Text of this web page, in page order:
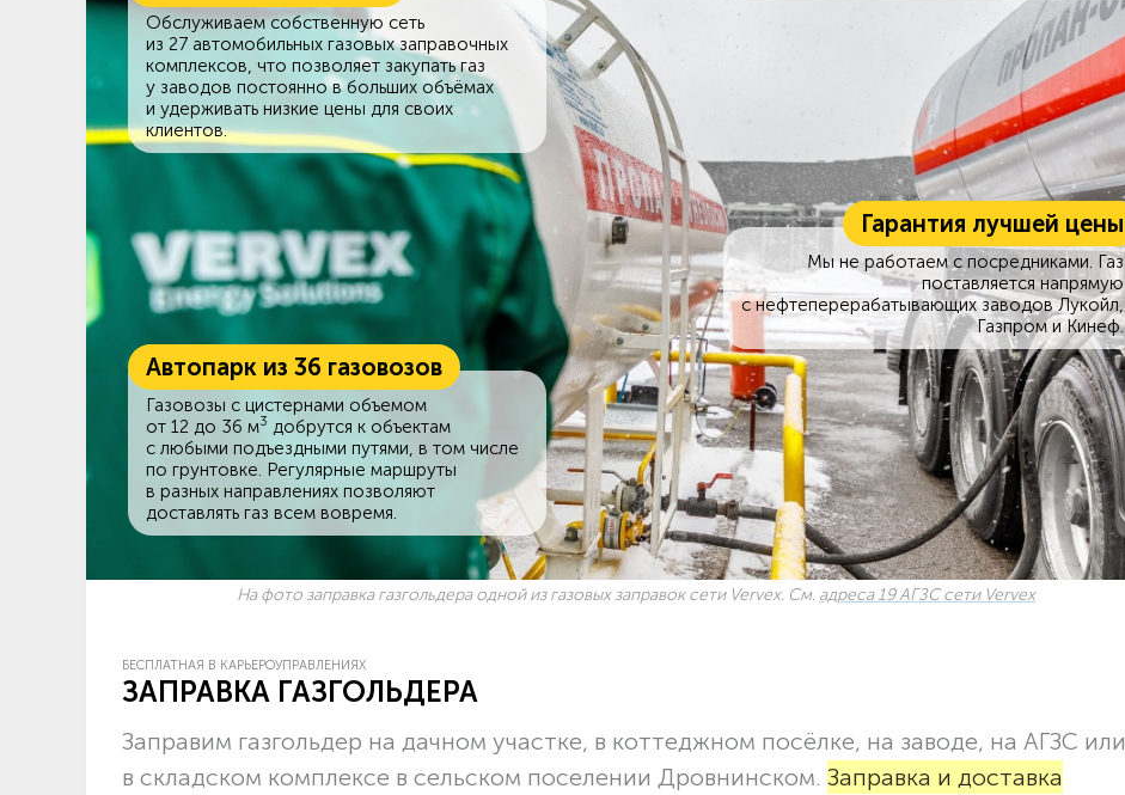
Обслуживаем собственную сеть
из 27 автомобильных газовых заправочных
комплексов, что позволяет закупать газ
у заводов постоянно в больших объёмах
и удерживать низкие цены для своих
клиентов.
Гарантия лучшей цены
Мы не работаем с посредниками. Газ
поставляется напрямую
с нефтеперерабатывающих заводов Лукойл,
Газпром и Кинеф.
Автопарк из 36 газовозов
Газовозы с цистернами объемом
от 12 до 36 м3 добрутся к объектам
c любыми подъездными путями, в том числе
по грунтовке. Регулярные маршруты
в разных направлениях позволяют
доставлять газ всем вовремя.
На фото заправка газгольдера одной из газовых заправок сети Vervex. См. адреса 19 АГЗС сети Vervex
БЕСПЛАТНАЯ В КАРЬЕРОУПРАВЛЕНИЯХ
ЗАПРАВКА ГАЗГОЛЬДЕРА
Заправим газгольдер на дачном участке, в коттеджном посёлке, на заводе, на АГЗС или
в складском комплексе в сельском поселении Дровнинском. Заправка и доставка